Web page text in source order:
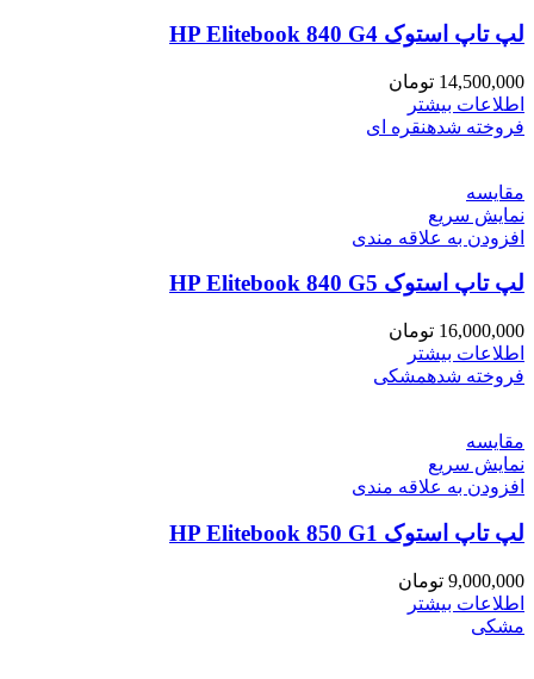
لپ تاپ استوک HP Elitebook 840 G4
14,500,000 تومان
اطلاعات بیشتر
فروخته شدهنقره ای
مقايسه
نمایش سریع
افزودن به علاقه مندی
لپ تاپ استوک HP Elitebook 840 G5
16,000,000 تومان
اطلاعات بیشتر
فروخته شدهمشکی
مقايسه
نمایش سریع
افزودن به علاقه مندی
لپ تاپ استوک HP Elitebook 850 G1
9,000,000 تومان
اطلاعات بیشتر
مشکی